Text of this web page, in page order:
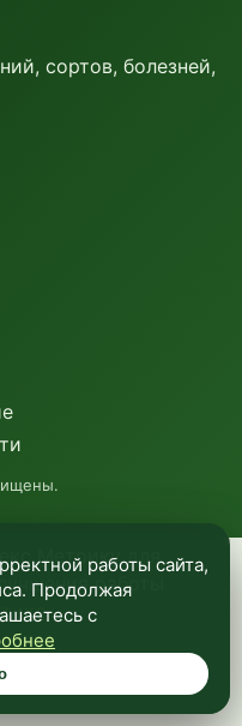
Метрику для
работы
сортов, болезней,
работы сайта,
Продолжая
с